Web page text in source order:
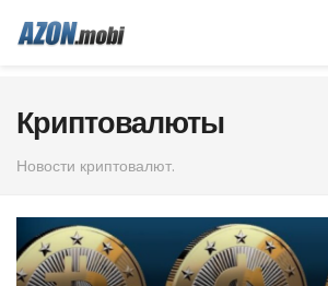
Криптовалюты
Новости криптовалют.